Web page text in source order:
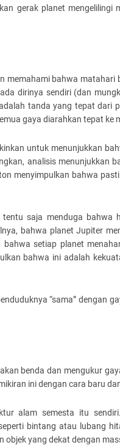
gerak planet
memahami bahwa
dirinya sendiri (dan
tanda yang tepat dari
gaya diarahkan tepat ke
untuk menunjukkan
analisis menunjukkan
menyimpulkan bahwa
saja menduga bahwa
bahwa planet Jupiter
setiap planet
bahwa ini adalah
“sama” dengan
benda dan mengukur
ini dengan cara baru
alam semesta itu
bintang atau lubang
objek yang dekat dengan